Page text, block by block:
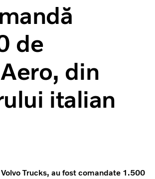
de
din
italian
Trucks, au fost comandate 1.500